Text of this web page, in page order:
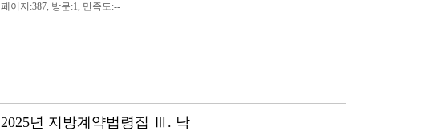
페이지:387, 방문:1, 만족도:--
2025년 지방계약법령집 Ⅲ. 낙